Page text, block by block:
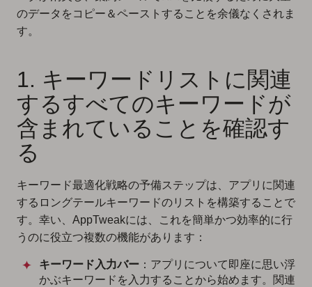
のデータをコピー＆ペーストすることを余儀なくされま
す。
1. キーワードリストに関連
するすべてのキーワードが
含まれていることを確認す
る
キーワード最適化戦略の予備ステップは、アプリに関連
するロングテールキーワードのリストを構築することで
す。幸い、AppTweakには、これを簡単かつ効率的に行
うのに役立つ複数の機能があります：
キーワード入力バー ：アプリについて即座に思い浮
かぶキーワードを入力することから始めます。関連